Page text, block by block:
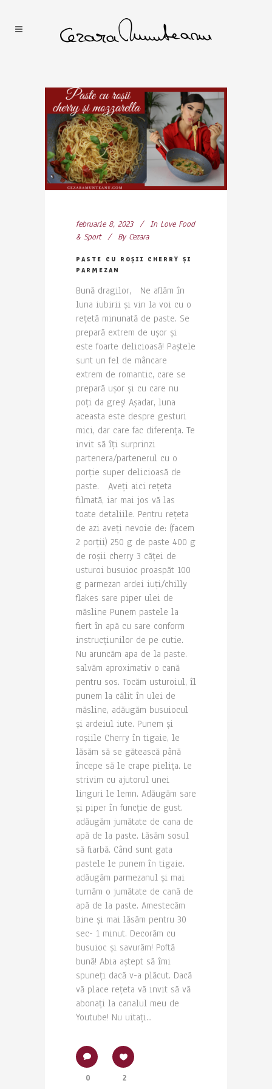
februarie 8, 2023 In Love Food
& Sport
By Cezara
PASTE CU ROȘII CHERRY ȘI
PARMEZAN
Bună dragilor, Ne aflăm în
luna iubirii și vin la voi cu o
rețetă minunată de paste. Se
prepară extrem de ușor și
este foarte delicioasă! Paștele
sunt un fel de mâncare
extrem de romantic, care se
prepară ușor și cu care nu
poți da greș! Așadar, luna
aceasta este despre gesturi
mici, dar care fac diferența. Te
invit să îți surprinzi
partenera/partenerul cu o
porție super delicioasă de
paste. Aveți aici rețeta
filmată, iar mai jos vă las
toate detaliile. Pentru rețeta
de azi aveți nevoie de: (facem
2 porții) 250 g de paste 400 g
de roșii cherry 3 căței de
usturoi busuioc proaspăt 100
g parmezan ardei iuți/chilly
flakes sare piper ulei de
măsline Punem pastele la
fiert în apă cu sare conform
instrucțiunilor de pe cutie.
Nu aruncăm apa de la paste.
salvăm aproximativ o cană
pentru sos. Tocăm usturoiul, îl
punem la călit în ulei de
măsline, adăugăm busuiocul
și ardeiul iute. Punem și
roșiile Cherry în tigaie, le
lăsăm să se gătească până
începe să le crape pielița. Le
strivim cu ajutorul unei
linguri le lemn. Adăugăm sare
și piper în funcție de gust.
adăugăm jumătate de cana de
apă de la paste. Lăsăm sosul
să fiarbă. Când sunt gata
pastele le punem în tigaie.
adăugăm parmezanul și mai
turnăm o jumătate de cană de
apă de la paste. Amestecăm
bine și mai lăsăm pentru 30
sec- 1 minut. Decorăm cu
busuioc și savurăm! Poftă
bună! Abia aștept să îmi
spuneți dacă v-a plăcut. Dacă
vă place rețeta vă invit să vă
abonați la canalul meu de
Youtube! Nu uitați...
0 2